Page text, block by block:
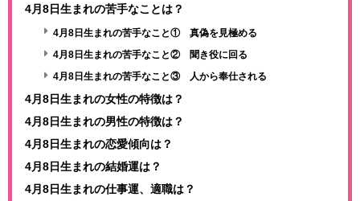
4月8日生まれの苦手なことは？
4月8日生まれの苦手なこと① 真偽を見極める
4月8日生まれの苦手なこと② 聞き役に回る
4月8日生まれの苦手なこと③ 人から奉仕される
4月8日生まれの女性の特徴は？
4月8日生まれの男性の特徴は？
4月8日生まれの恋愛傾向は？
4月8日生まれの結婚運は？
4月8日生まれの仕事運、適職は？